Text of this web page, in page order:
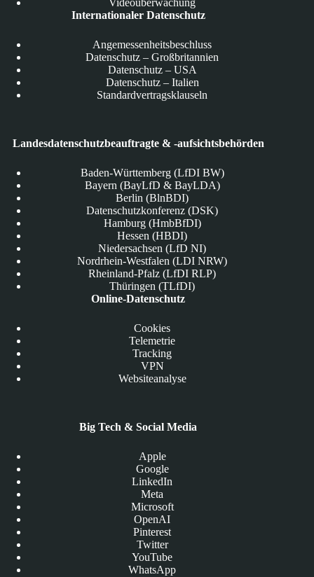
Videoüberwachung
Internationaler Datenschutz
Angemessenheitsbeschluss
Datenschutz – Großbritannien
Datenschutz – USA
Datenschutz – Italien
Standardvertragsklauseln
Landesdatenschutzbeauftragte & -aufsichtsbehörden
Baden-Württemberg (LfDI BW)
Bayern (BayLfD & BayLDA)
Berlin (BlnBDI)
Datenschutzkonferenz (DSK)
Hamburg (HmbBfDI)
Hessen (HBDI)
Niedersachsen (LfD NI)
Nordrhein-Westfalen (LDI NRW)
Rheinland-Pfalz (LfDI RLP)
Thüringen (TLfDI)
Online-Datenschutz
Cookies
Telemetrie
Tracking
VPN
Websiteanalyse
Big Tech & Social Media
Apple
Google
LinkedIn
Meta
Microsoft
OpenAI
Pinterest
Twitter
YouTube
WhatsApp